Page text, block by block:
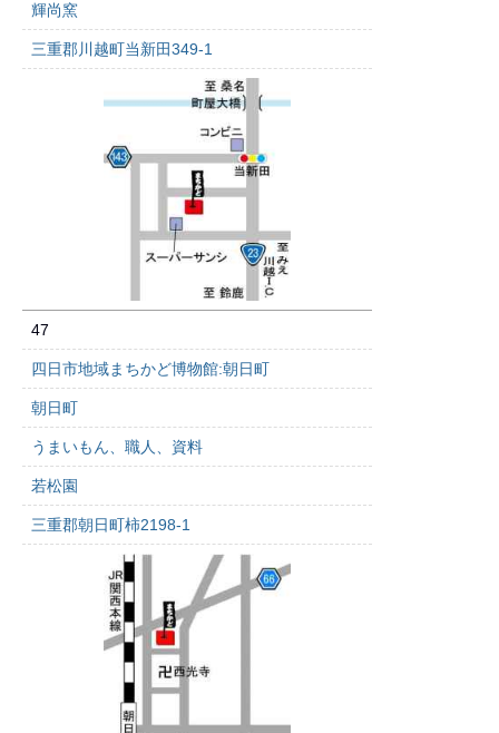
輝尚窯
三重郡川越町当新田349-1
47
四日市地域まちかど博物館:朝日町
朝日町
うまいもん、職人、資料
若松園
三重郡朝日町柿2198-1